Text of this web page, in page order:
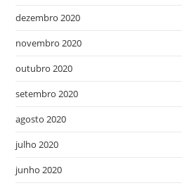
dezembro 2020
novembro 2020
outubro 2020
setembro 2020
agosto 2020
julho 2020
junho 2020